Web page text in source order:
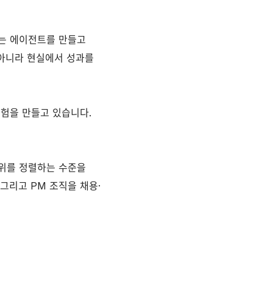
에이전트를 만들고
니라 현실에서 성과를
을 만들고 있습니다.
를 정렬하는 수준을
리고 PM 조직을 채용·